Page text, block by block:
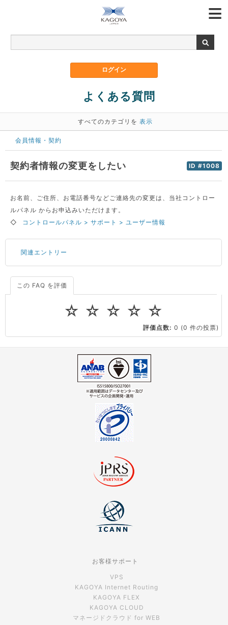
よくある質問
すべてのカテゴリを 表示
会員情報・契約
ID #1008
契約者情報の変更をしたい
お名前、ご住所、お電話番号などご連絡先の変更は、当社コントロー
ルパネル からお申込みいただけます。
◇
コントロールパネル > サポート > ユーザー情報
関連エントリー
サーバーが重いので調査してほしい
CPUやメモリをアップグレードしたい
この FAQ を評価
☆
☆
☆
☆
☆
評価点数: 0 (0 件の投票)
お客様サポート
VPS
KAGOYA Internet Routing
KAGOYA FLEX
KAGOYA CLOUD
マネージドクラウド for WEB